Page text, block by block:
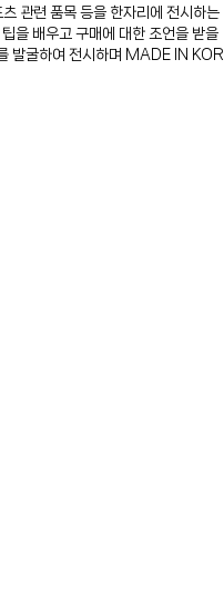
관련 품목 등을 한자리에 전시하는
을 배우고 구매에 대한 조언을 받을
발굴하여 전시하며 MADE IN KOR